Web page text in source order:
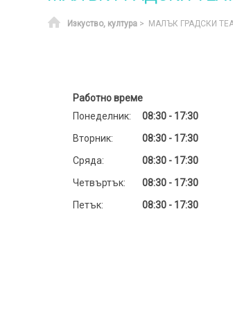
Начало
Изкуство, култура > МАЛЪК ГРАДСКИ
Работно време
Понеделник:
08:30 - 17:30
Вторник:
08:30 - 17:30
Сряда:
08:30 - 17:30
Четвъртък:
08:30 - 17:30
Петък:
08:30 - 17:30